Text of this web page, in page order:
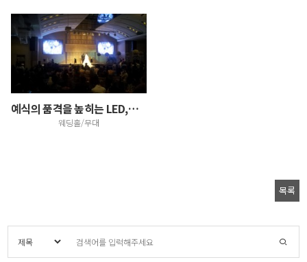
예식의 품격을 높히는 LED,인테리어 효과 만점!
웨딩홀/무대
목록